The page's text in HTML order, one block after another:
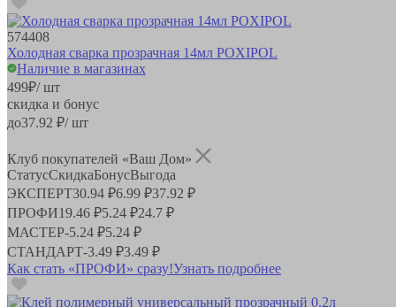
574408
Холодная сварка прозрачная 14мл POXIPOL
Наличие в магазинах
499₽/ шт
скидка и бонус
до37.92 ₽/ шт
Клуб покупателей «Ваш Дом»
СтатусСкидкаБонусВыгода
ЭКСПЕРТ30.94 ₽6.99 ₽37.92 ₽
ПРОФИ19.46 ₽5.24 ₽24.7 ₽
МАСТЕР-5.24 ₽5.24 ₽
СТАНДАРТ-3.49 ₽3.49 ₽
Как стать «ПРОФИ» сразу!Узнать подробнее